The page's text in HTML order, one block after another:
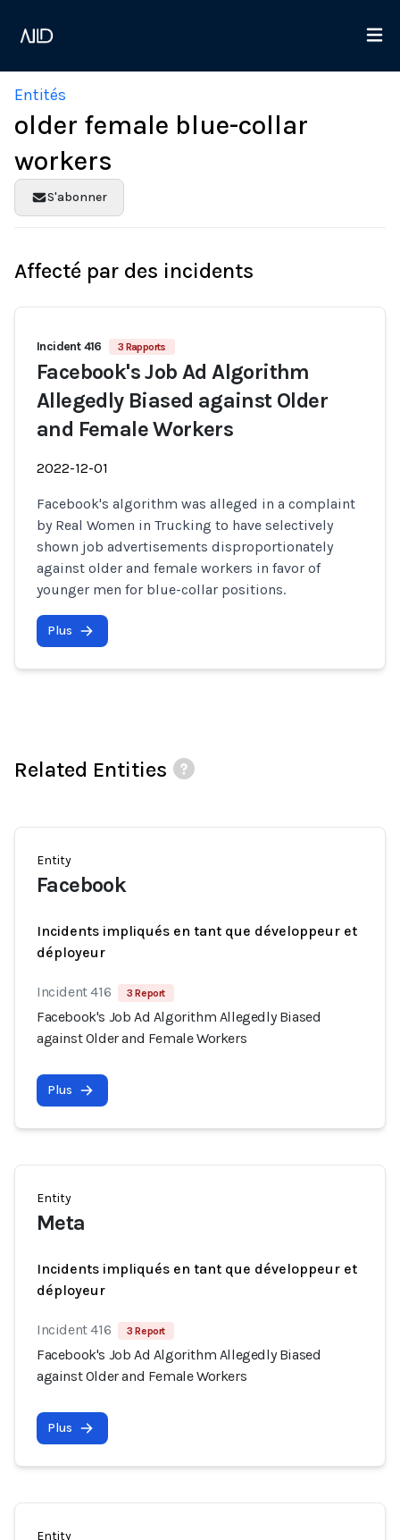
Entités
older female blue-collar
workers
S'abonner
Affecté par des incidents
Incident 416 3 Rapports
Facebook's Job Ad Algorithm
Allegedly Biased against Older
and Female Workers
2022-12-01
Facebook's algorithm was alleged in a complaint
by Real Women in Trucking to have selectively
shown job advertisements disproportionately
against older and female workers in favor of
younger men for blue-collar positions.
Plus
Related Entities
Entity
Facebook
Incidents impliqués en tant que développeur et
déployeur
Incident 416 3 Report
Facebook's Job Ad Algorithm Allegedly Biased
against Older and Female Workers
Plus
Entity
Meta
Incidents impliqués en tant que développeur et
déployeur
Incident 416 3 Report
Facebook's Job Ad Algorithm Allegedly Biased
against Older and Female Workers
Plus
Entity